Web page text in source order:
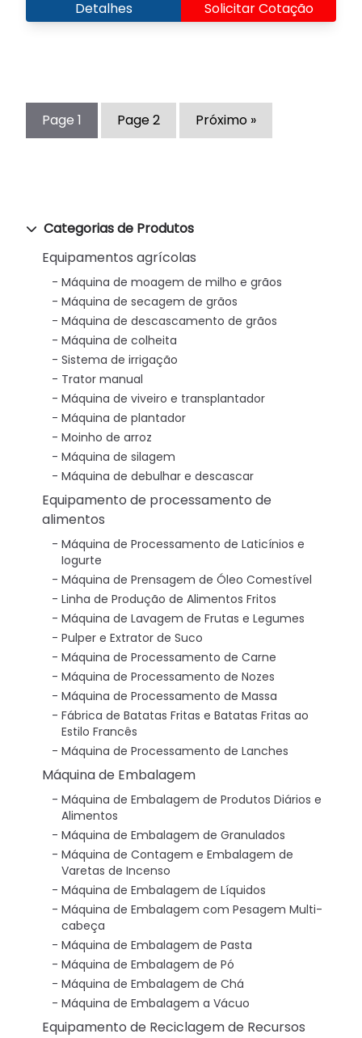
Categorias de Produtos
Equipamentos agrícolas
Máquina de moagem de milho e grãos
Máquina de secagem de grãos
Máquina de descascamento de grãos
Máquina de colheita
Sistema de irrigação
Trator manual
Máquina de viveiro e transplantador
Máquina de plantador
Moinho de arroz
Máquina de silagem
Máquina de debulhar e descascar
Equipamento de processamento de
alimentos
Máquina de Processamento de Laticínios e
Iogurte
Máquina de Prensagem de Óleo Comestível
Linha de Produção de Alimentos Fritos
Máquina de Lavagem de Frutas e Legumes
Pulper e Extrator de Suco
Máquina de Processamento de Carne
Máquina de Processamento de Nozes
Máquina de Processamento de Massa
Fábrica de Batatas Fritas e Batatas Fritas ao
Estilo Francês
Máquina de Processamento de Lanches
Máquina de Embalagem
Máquina de Embalagem de Produtos Diários e
Alimentos
Máquina de Embalagem de Granulados
Máquina de Contagem e Embalagem de
Varetas de Incenso
Máquina de Embalagem de Líquidos
Máquina de Embalagem com Pesagem Multi-
cabeça
Máquina de Embalagem de Pasta
Máquina de Embalagem de Pó
Máquina de Embalagem de Chá
Máquina de Embalagem a Vácuo
Equipamento de Reciclagem de Recursos
Detalhes Solicitar Cotação
Page 1 Page2 Próximo »